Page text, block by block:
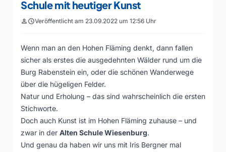
Schule mit heutiger Kunst
personscheduleVeröffentlicht am 23.09.2022 um 12:56 Uhr
Wenn man an den Hohen Fläming denkt, dann fallen
sicher als erstes die ausgedehnten Wälder rund um die
Burg Rabenstein ein, oder die schönen Wanderwege
über die hügeligen Felder.
Natur und Erholung – das sind wahrscheinlich die ersten
Stichworte.
Doch auch Kunst ist im Hohen Fläming zuhause – und
zwar in der Alten Schule Wiesenburg.
Und genau da haben wir uns mit Iris Bergner mal